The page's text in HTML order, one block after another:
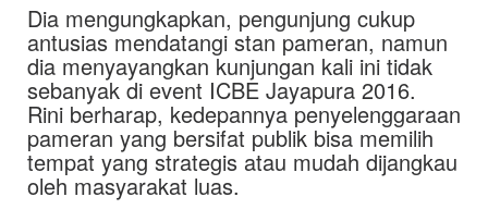
Dia mengungkapkan, pengunjung cukup
antusias mendatangi stan pameran, namun
dia menyayangkan kunjungan kali ini tidak
sebanyak di event ICBE Jayapura 2016.
Rini berharap, kedepannya penyelenggaraan
pameran yang bersifat publik bisa memilih
tempat yang strategis atau mudah dijangkau
oleh masyarakat luas.